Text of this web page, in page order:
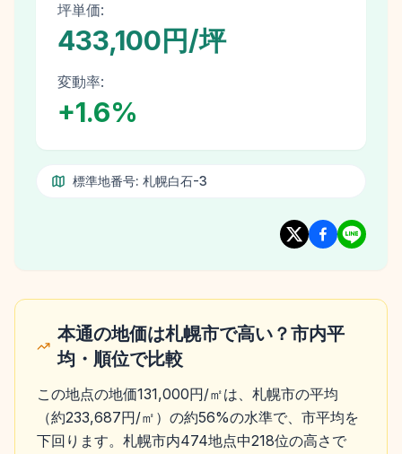
坪単価:
433,100円/坪
変動率:
+1.6%
標準地番号: 札幌白石-3
本通の地価は札幌市で高い？市内平
均・順位で比較
この地点の地価131,000円/㎡は、札幌市の平均
（約233,687円/㎡）の約56%の水準で、市平均を
下回ります。札幌市内474地点中218位の高さで